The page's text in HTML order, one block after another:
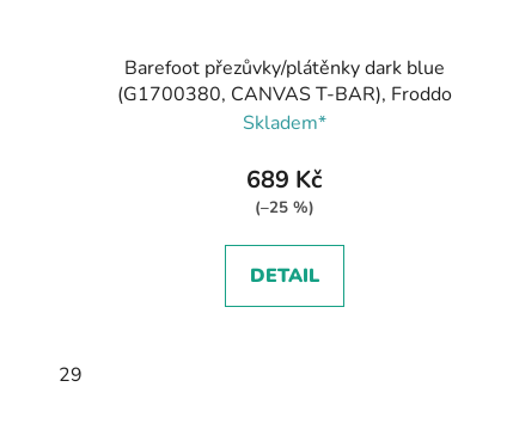
Barefoot přezůvky/plátěnky dark blue
(G1700380, CANVAS T-BAR), Froddo
Skladem*
689 Kč
(–25 %)
DETAIL
29